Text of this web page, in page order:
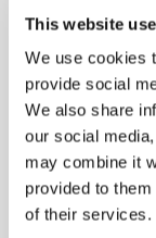
This website
We use cookies
provide social
We also share
our social
may combine it
provided to
of their services.